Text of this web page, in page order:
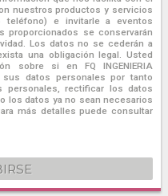
nuestros productos y servicios
teléfono) e invitarle a eventos
proporcionados se conservarán
Los datos no se cederán a
una obligación legal. Usted
sobre si en FQ INGENIERIA
sus datos personales por tanto
rectificar los datos
los datos ya no sean necesarios
más detalles puede consultar